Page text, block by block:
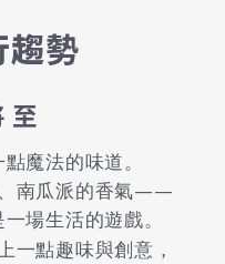
趨勢
至
魔法的味道。
南瓜派的香氣——
場生活的遊戲。
一點趣味與創意，